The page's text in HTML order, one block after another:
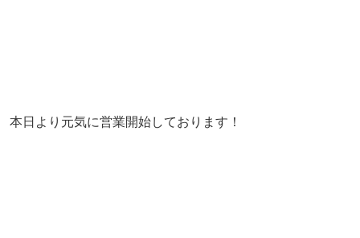
本日より元気に営業開始しております！